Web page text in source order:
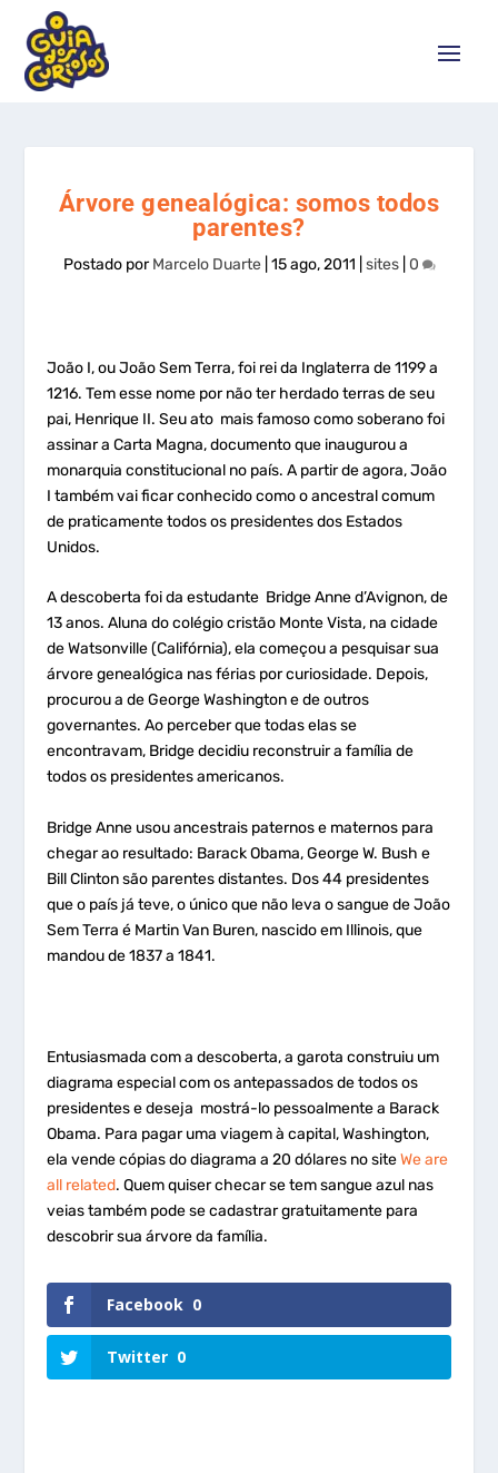
Árvore genealógica: somos todos
parentes?
Postado porMarcelo Duarte| 15 ago, 2011 sites| 0
João I, ou João Sem Terra, foi rei da Inglaterra de 1199 a
1216. Tem esse nome por não ter herdado terras de seu
pai, Henrique II. Seu ato mais famoso como soberano foi
assinar a Carta Magna, documento que inaugurou a
monarquia constitucional no país. A partir de agora, João
I também vai ficar conhecido como o ancestral comum
de praticamente todos os presidentes dos Estados
Unidos.
A descoberta foi da estudante Bridge Anne d’Avignon, de
13 anos. Aluna do colégio cristão Monte Vista, na cidade
de Watsonville (Califórnia), ela começou a pesquisar sua
árvore genealógica nas férias por curiosidade. Depois,
procurou a de George Washington e de outros
governantes. Ao perceber que todas elas se
encontravam, Bridge decidiu reconstruir a família de
todos os presidentes americanos.
Bridge Anne usou ancestrais paternos e maternos para
chegar ao resultado: Barack Obama, George W. Bush e
Bill Clinton são parentes distantes. Dos 44 presidentes
que o país já teve, o único que não leva o sangue de João
Sem Terra é Martin Van Buren, nascido em Illinois, que
mandou de 1837 a 1841.
Entusiasmada com a descoberta, a garota construiu um
diagrama especial com os antepassados de todos os
presidentes e deseja mostrá-lo pessoalmente a Barack
Obama. Para pagar uma viagem à capital, Washington,
ela vende cópias do diagrama a 20 dólares no siteWe are
all related. Quem quiser checar se tem sangue azul nas
veias também pode se cadastrar gratuitamente para
descobrir sua árvore da família.
Facebook 0
Twitter 0